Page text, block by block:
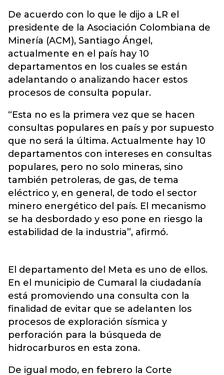
De acuerdo con lo que le dijo a LR el
presidente de la Asociación Colombiana de
Minería (ACM), Santiago Ángel,
actualmente en el país hay 10
departamentos en los cuales se están
adelantando o analizando hacer estos
procesos de consulta popular.
“Esta no es la primera vez que se hacen
consultas populares en país y por supuesto
que no será la última. Actualmente hay 10
departamentos con intereses en consultas
populares, pero no solo mineras, sino
también petroleras, de gas, de tema
eléctrico y, en general, de todo el sector
minero energético del país. El mecanismo
se ha desbordado y eso pone en riesgo la
estabilidad de la industria”, afirmó.
El departamento del Meta es uno de ellos.
En el municipio de Cumaral la ciudadanía
está promoviendo una consulta con la
finalidad de evitar que se adelanten los
procesos de exploración sísmica y
perforación para la búsqueda de
hidrocarburos en esta zona.
De igual modo, en febrero la Corte